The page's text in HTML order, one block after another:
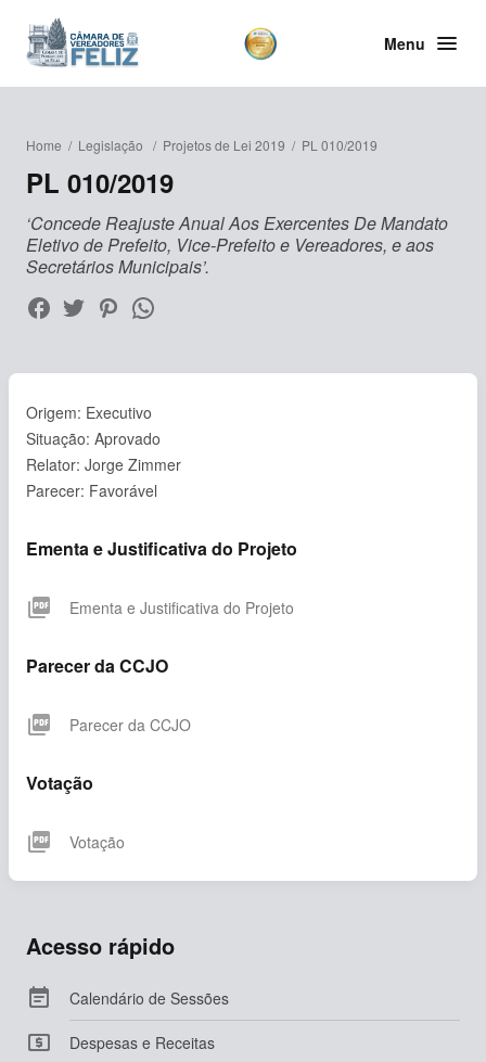
Menu
Home / Legislação / Projetos de Lei 2019 / PL 010/2019
PL 010/2019
‘Concede Reajuste Anual Aos Exercentes De Mandato
Eletivo de Prefeito, Vice-Prefeito e Vereadores, e aos
Secretários Municipais’.
Origem: Executivo
Situação: Aprovado
Relator: Jorge Zimmer
Parecer: Favorável
Ementa e Justificativa do Projeto
picture_as_pdf Ementa e Justificativa do Projeto
Parecer da CCJO
picture_as_pdf Parecer da CCJO
Votação
picture_as_pdf Votação
Acesso rápido
 Calendário de Sessões
 Despesas e Receitas